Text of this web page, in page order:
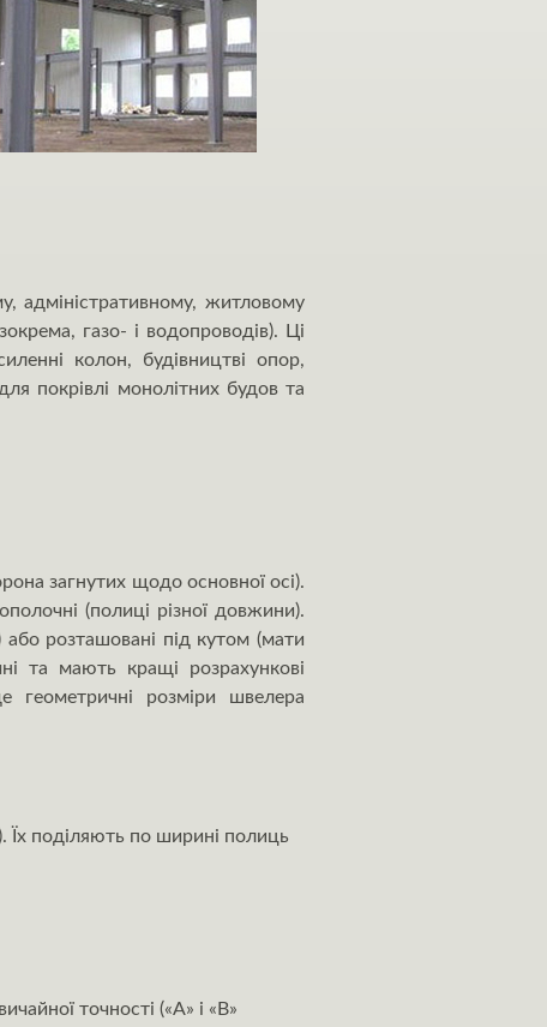
адміністративному, житловому
газо- і водопроводів). Ці
колон, будівництві опор,
покрівлі монолітних будов та
загнутих щодо основної осі).
(полиці різної довжини).
розташовані під кутом (мати
та мають кращі розрахункові
геометричні розміри швелера
поділяють по ширині полиць
точності («А» і «В»